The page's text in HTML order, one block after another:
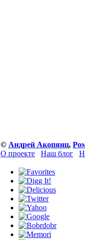
© Андрей Акопянц,
О проекте
Наш блог